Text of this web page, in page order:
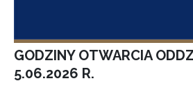
GODZINY OTWARCIA
5.06.2026 R.